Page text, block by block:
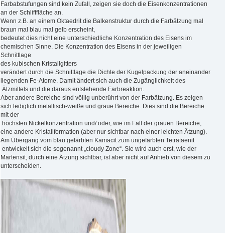
Farbabstufungen sind kein Zufall, zeigen sie doch die Eisenkonzentrationen
an der Schlifffläche an.
Wenn z.B. an einem Oktaedrit die Balkenstruktur durch die Farbätzung mal
braun mal blau mal gelb erscheint,
bedeutet dies nicht eine unterschiedliche Konzentration des Eisens im
chemischen Sinne. Die Konzentration des Eisens in der jeweiligen
Schnittlage
des kubischen Kristallgitters
verändert durch die Schnittlage die Dichte der Kugelpackung der aneinander
liegenden Fe-Atome. Damit ändert sich auch die Zugänglichkeit des
Ätzmittels und die daraus entstehende Farbreaktion.
Aber andere Bereiche sind völlig unberührt von der Farbätzung. Es zeigen
sich lediglich metallisch-weiße und graue Bereiche. Dies sind die Bereiche
mit der
höchsten Nickelkonzentration und/ oder, wie im Fall der grauen Bereiche,
eine andere Kristallformation (aber nur sichtbar nach einer leichten Ätzung).
Am Übergang vom blau gefärbten Kamacit zum ungefärbten Tetrataenit
entwickelt sich die sogenannt „cloudy Zone“. Sie wird auch erst, wie der
Martensit, durch eine Ätzung sichtbar, ist aber nicht auf Anhieb von diesem zu
unterscheiden.